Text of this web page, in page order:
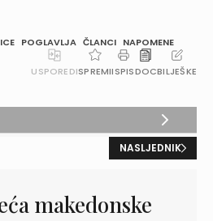
POGLAVLJA ČLANCI NAPOMENE
USPOREDISPREMIISPISDOCBILJEŠKE
NASLJEDNIK
makedonske